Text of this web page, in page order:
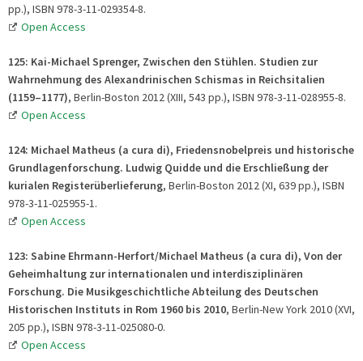
pp.), ISBN 978-3-11-029354-8.
Open Access
125: Kai-Michael Sprenger, Zwischen den Stühlen. Studien zur
Wahrnehmung des Alexandrinischen Schismas in Reichsitalien
(1159–1177), Berlin-Boston 2012 (XIII, 543 pp.), ISBN 978-3-11-028955-8.
Open Access
124: Michael Matheus (a cura di), Friedensnobelpreis und historische
Grundlagenforschung. Ludwig Quidde und die Erschließung der
kurialen Registerüberlieferung, Berlin-Boston 2012 (XI, 639 pp.), ISBN
978-3-11-025955-1.
Open Access
123: Sabine Ehrmann-Herfort/Michael Matheus (a cura di), Von der
Geheimhaltung zur internationalen und interdisziplinären
Forschung. Die Musikgeschichtliche Abteilung des Deutschen
Historischen Instituts in Rom 1960 bis 2010, Berlin-New York 2010 (XVI,
205 pp.), ISBN 978-3-11-025080-0.
Open Access